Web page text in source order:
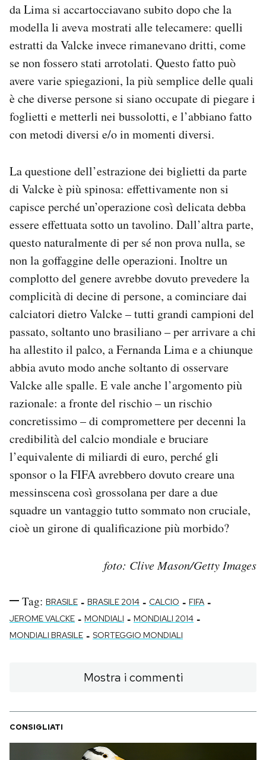
da Lima si accartocciavano subito dopo che la
modella li aveva mostrati alle telecamere: quelli
estratti da Valcke invece rimanevano dritti, come
se non fossero stati arrotolati. Questo fatto può
avere varie spiegazioni, la più semplice delle quali
è che diverse persone si siano occupate di piegare i
foglietti e metterli nei bussolotti, e l’abbiano fatto
con metodi diversi e/o in momenti diversi.
La questione dell’estrazione dei biglietti da parte
di Valcke è più spinosa: effettivamente non si
capisce perché un’operazione così delicata debba
essere effettuata sotto un tavolino. Dall’altra parte,
questo naturalmente di per sé non prova nulla, se
non la goffaggine delle operazioni. Inoltre un
complotto del genere avrebbe dovuto prevedere la
complicità di decine di persone, a cominciare dai
calciatori dietro Valcke – tutti grandi campioni del
passato, soltanto uno brasiliano – per arrivare a chi
ha allestito il palco, a Fernanda Lima e a chiunque
abbia avuto modo anche soltanto di osservare
Valcke alle spalle. E vale anche l’argomento più
razionale: a fronte del rischio – un rischio
concretissimo – di compromettere per decenni la
credibilità del calcio mondiale e bruciare
l’equivalente di miliardi di euro, perché gli
sponsor o la FIFA avrebbero dovuto creare una
messinscena così grossolana per dare a due
squadre un vantaggio tutto sommato non cruciale,
cioè un girone di qualificazione più morbido?
foto: Clive Mason/Getty Images
Tag: BRASILE - BRASILE 2014 - CALCIO - FIFA -
JEROME VALCKE - MONDIALI - MONDIALI 2014 -
MONDIALI BRASILE - SORTEGGIO MONDIALI
Mostra i commenti
CONSIGLIATI